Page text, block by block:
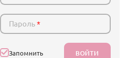
Пароль*
Запомнить ВОЙТИ